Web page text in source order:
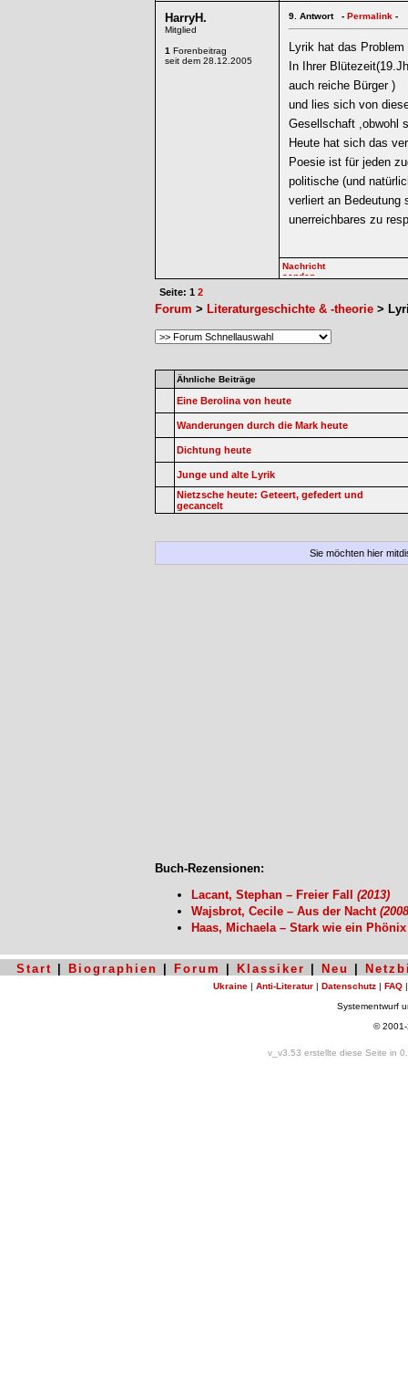
HarryH.
Mitglied
1 Forenbeitrag
seit dem 28.12.2005
9. Antwort - Permalink -
Lyrik hat das
In Ihrer
auch reiche Bürger )
und lies sich von
Gesellschaft ,obwohl
Heute hat sich das
Poesie ist für jeden
politische (und
verliert an Bedeutung
unerreichbares zu
Seite: 1 2
Forum > Literaturgeschichte & -theorie >
Ähnliche Beiträge
Eine Berolina von heute
Wanderungen durch die Mark heute
Dichtung heute
Junge und alte Lyrik
Nietzsche heute: Geteert, gefedert und
gecancelt
Sie möchten hier
Buch-Rezensionen:
Lacant, Stephan – Freier Fall (2013)
Wajsbrot, Cecile – Aus der Nacht
Haas, Michaela – Stark wie ein
Start Biographien Forum Klassiker Neu
Ukraine | Anti-Literatur | Datenschutz | FAQ
Systementwurf
©
v_v3.53 erstellte diese Seite in